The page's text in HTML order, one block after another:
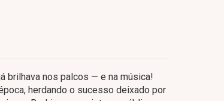
brilhava nos palcos — e na música!
herdando o sucesso deixado por